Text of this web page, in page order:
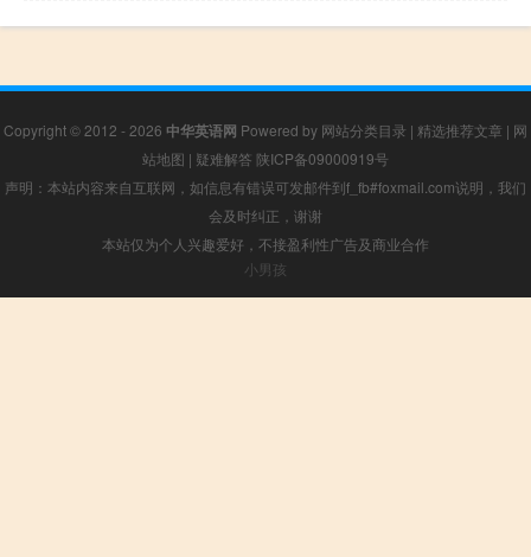
Copyright © 2012 - 2026 中华英语网 Powered by 网站分类目录 | 精选推荐文章 | 网
站地图 | 疑难解答 陕ICP备09000919号
声明：本站内容来自互联网，如信息有错误可发邮件到f_fb#foxmail.com说明，我们
会及时纠正，谢谢
本站仅为个人兴趣爱好，不接盈利性广告及商业合作
小男孩